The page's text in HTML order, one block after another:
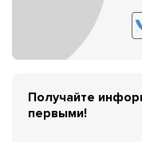
Получайте
первыми!